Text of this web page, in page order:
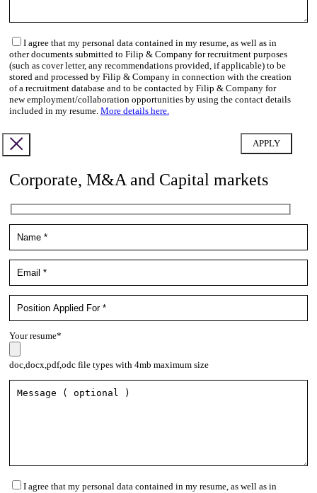
I agree that my personal data contained in my resume, as well as in
other documents submitted to Filip & Company for recruitment purposes
(such as cover letter, any recommendations provided, if applicable) to be
stored and processed by Filip & Company in connection with the creation
of a recruitment database and to be contacted by Filip & Company for
new employment/collaboration opportunities by using the contact details
included in my resume. More details here.
Corporate, M&A and Capital markets
Your resume*
doc,docx,pdf,odc file types with 4mb maximum size
I agree that my personal data contained in my resume, as well as in